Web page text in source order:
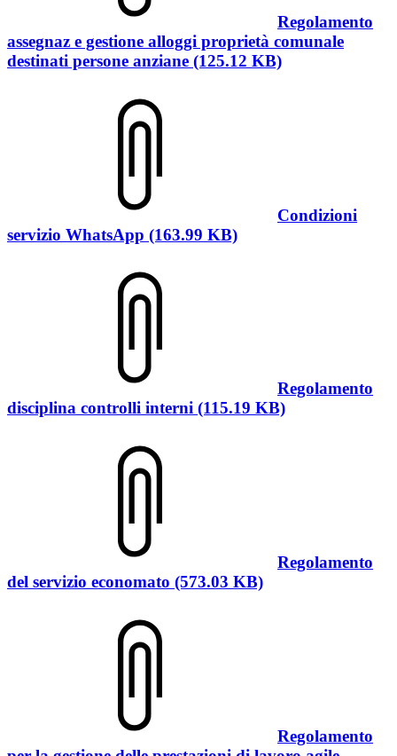
Regolamento
assegnaz e gestione alloggi proprietà comunale
destinati persone anziane (125.12 KB)
Condizioni
servizio WhatsApp (163.99 KB)
Regolamento
disciplina controlli interni (115.19 KB)
Regolamento
del servizio economato (573.03 KB)
Regolamento